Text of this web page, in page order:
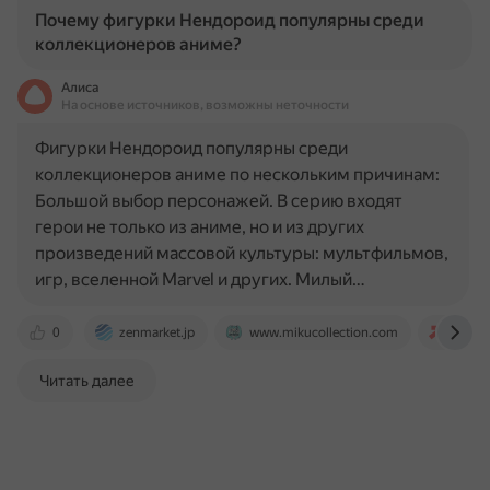
Почему фигурки Нендороид популярны среди
коллекционеров аниме?
Алиса
На основе источников, возможны неточности
0 zenmarket.jp www.mikucollection.com
Фигурки Нендороид популярны среди
коллекционеров аниме по нескольким причинам:
Большой выбор персонажей. В серию входят
герои не только из аниме, но и из других
произведений массовой культуры: мультфильмов,
игр, вселенной Marvel и других. Милый…
Читать далее